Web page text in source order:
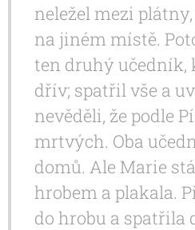
neležel mezi
na jiném místě.
ten druhý učedník,
dřív; spatřil vše a
nevěděli, že podle
mrtvých. Oba
domů. Ale Marie
hrobem a plakala.
do hrobu a spatřila